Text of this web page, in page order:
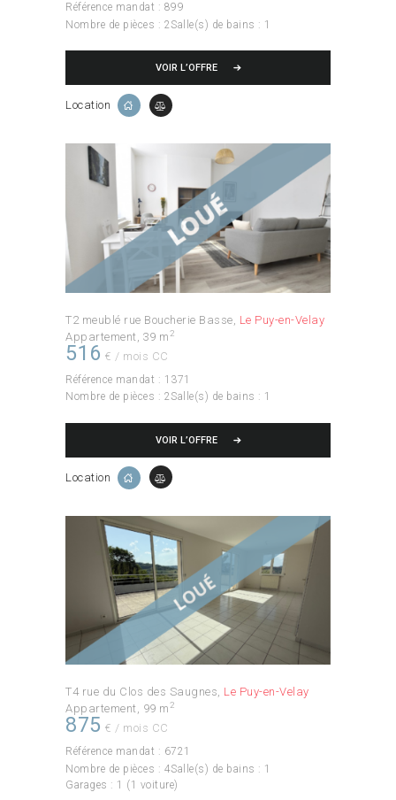
Référence mandat : 899
Nombre de pièces : 2Salle(s) de bains : 1
VOIR L’OFFRE
Location
T2 meublé rue Boucherie Basse Le Puy-en-Velay
Appartement 39 m2
516 € / mois CC
Référence mandat : 1371
Nombre de pièces : 2Salle(s) de bains : 1
VOIR L’OFFRE
Location
T4 rue du Clos des Saugnes Le Puy-en-Velay
Appartement 99 m2
875 € / mois CC
Référence mandat : 6721
Nombre de pièces : 4Salle(s) de bains : 1
Garages : 1 (1 voiture)